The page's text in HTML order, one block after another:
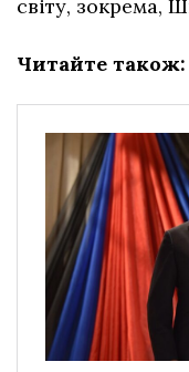
світу, зокрема,
Читайте також: